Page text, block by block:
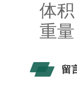
体
重
留